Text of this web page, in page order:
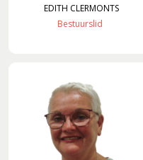
EDITH CLERMONTS
Bestuurslid